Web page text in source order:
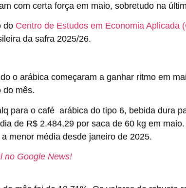
com certa força em maio, sobretudo na
do Centro de Estudos em Economia Aplicada
da safra 2025/26.
o arábica começaram a ganhar ritmo em
do mês.
para o café arábica do tipo 6, bebida dura
de R$ 2.484,29 por saca de 60 kg em
menor média desde janeiro de 2025.
no Google News!